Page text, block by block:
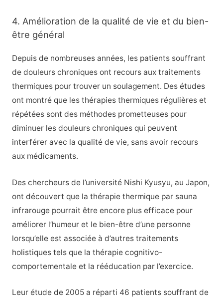
4. Amélioration de la qualité de vie et du bien-
être général
Depuis de nombreuses années, les patients souffrant
de douleurs chroniques ont recours aux traitements
thermiques pour trouver un soulagement. Des études
ont montré que les thérapies thermiques régulières et
répétées sont des méthodes prometteuses pour
diminuer les douleurs chroniques qui peuvent
interférer avec la qualité de vie, sans avoir recours
aux médicaments.
Des chercheurs de l’université Nishi Kyusyu, au Japon,
ont découvert que la thérapie thermique par sauna
infrarouge pourrait être encore plus efficace pour
améliorer l’humeur et le bien-être d’une personne
lorsqu’elle est associée à d’autres traitements
holistiques tels que la thérapie cognitivo-
comportementale et la rééducation par l’exercice.
Leur étude de 2005 a réparti 46 patients souffrant de